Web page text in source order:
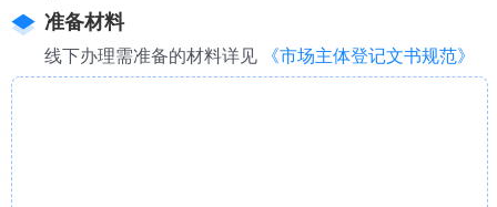
准备材料
线下办理需准备的材料详见 《市场主体登记文书规范》